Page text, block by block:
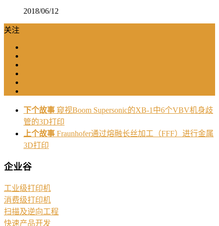
2018/06/12
关注
下个故事 窥视Boom Supersonic的XB-1中6个VBV机身歧
管的3D打印
上个故事 Fraunhofer通过熔融长丝加工（FFF）进行金属
3D打印
企业谷
工业级打印机
消费级打印机
扫描及逆向工程
快速产品开发